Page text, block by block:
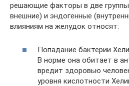
решающие факторы в две
внешние) и эндогенные
влияниям на желудок относят:
Попадание бактерии
В норме она обитает в
вредит здоровью
уровня кислотности